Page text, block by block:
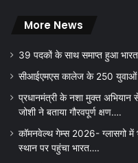
More News
39 पदकों के साथ समाप्त हुआ
सीआईएमएस कालेज के 250 युवाओं
प्रधानमंत्री के नशा मुक्त
जोशी ने बताया गौरवपूर्ण क्षण….
कॉमनवेल्थ गेम्स 2026- ग्लासगो में
स्थान पर पहुंचा भारत….